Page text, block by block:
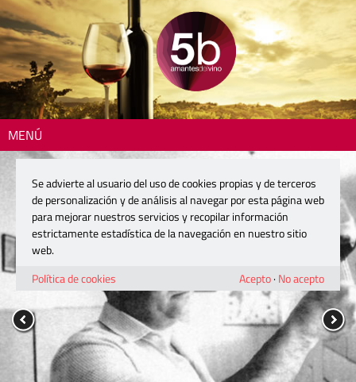
MENÚ
Se advierte al usuario del uso de cookies propias y de terceros
de personalización y de análisis al navegar por esta página web
para mejorar nuestros servicios y recopilar información
estrictamente estadística de la navegación en nuestro sitio
web.
Política de cookies
Acepto· No acepto